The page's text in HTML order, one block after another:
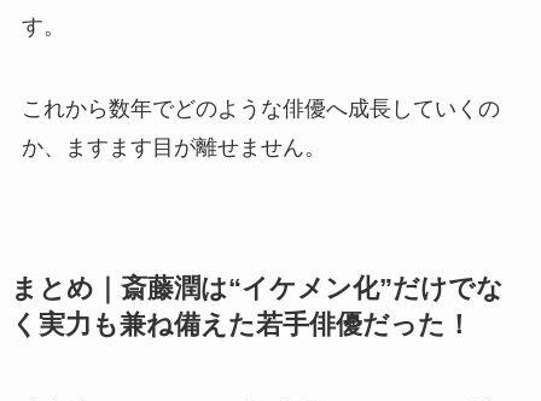
す。
これから数年でどのような俳優へ成長していくの
か、ますます目が離せません。
まとめ｜斎藤潤は“イケメン化”だけでな
く実力も兼ね備えた若手俳優だった！